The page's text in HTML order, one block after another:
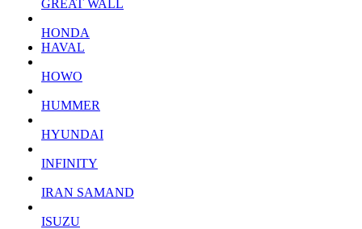
GREAT WALL
HONDA
HAVAL
HOWO
HUMMER
HYUNDAI
INFINITY
IRAN SAMAND
ISUZU